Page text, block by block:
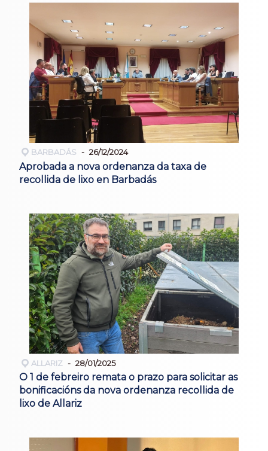
BARBADÁS 26/12/2024
Aprobada a nova ordenanza da taxa de
recollida de lixo en Barbadás
ALLARIZ 28/01/2025
O 1 de febreiro remata o prazo para solicitar as
bonificacións da nova ordenanza recollida de
lixo de Allariz